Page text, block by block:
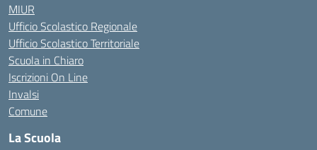
MIUR
Ufficio Scolastico Regionale
Ufficio Scolastico Territoriale
Scuola in Chiaro
Iscrizioni On Line
Invalsi
Comune
La Scuola